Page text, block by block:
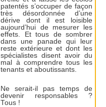
patentés s’occuper de façon
très désordonnée d’une
dérive dont il est loisible
aujourd’hui de mesurer les
effets. Et tous de sombrer
dans une panade qui leur
reste extérieure et dont les
spécialistes disent avoir du
mal à comprendre tous les
tenants et aboutissants.
Ne serait-il pas temps de
devenir responsables ?
Tous !